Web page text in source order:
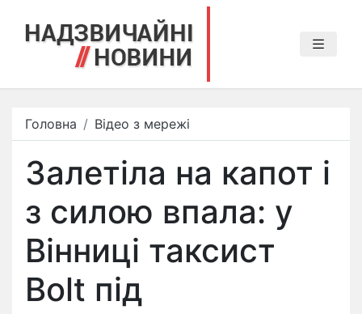
Головна Відео з мережі
Залетіла на капот і
з силою впала: у
Вінниці таксист
Bolt під